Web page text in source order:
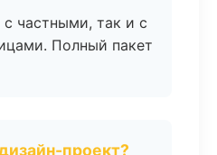
частными, так и с
Полный пакет
проект?